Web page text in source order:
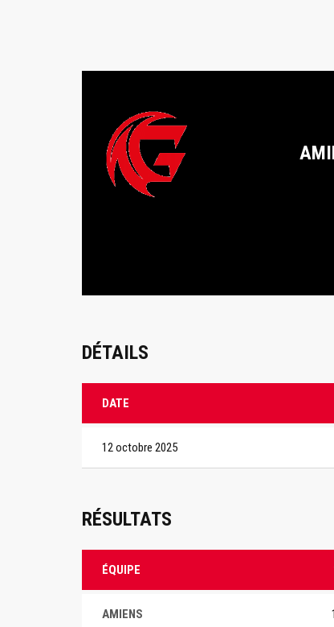
DÉTAILS
DATE
12 octobre 2025
RÉSULTATS
ÉQUIPE
AMIENS 1